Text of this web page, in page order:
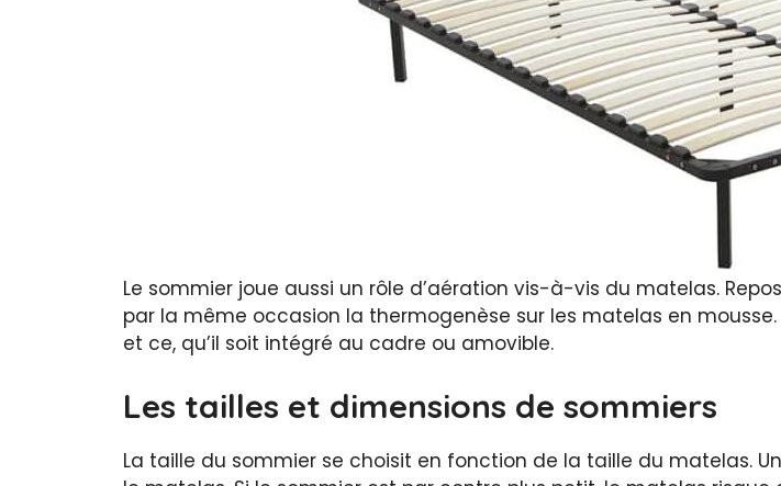
Le sommier joue aussi un rôle d’aération vis-à-vis du matelas.
par la même occasion la thermogenèse sur les matelas en
et ce, qu’il soit intégré au cadre ou amovible.
Les tailles et dimensions de sommiers
La taille du sommier se choisit en fonction de la taille du matelas.